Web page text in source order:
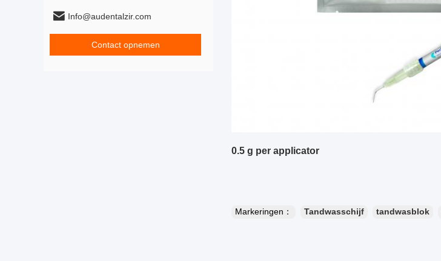
Info@audentalzir.com
Contact opnemen
0.5 g per applicator
Markeringen： Tandwasschijf tandwasblok